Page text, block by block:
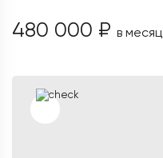
480 000 ₽ в месяц